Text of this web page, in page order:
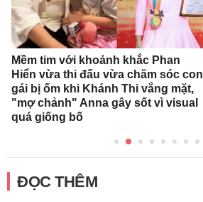
Mềm tim với khoảnh khắc Phan
Hiển vừa thi đấu vừa chăm sóc con
gái bị ốm khi Khánh Thi vắng mặt,
"mợ chảnh" Anna gây sốt vì visual
quá giống bố
ĐỌC THÊM